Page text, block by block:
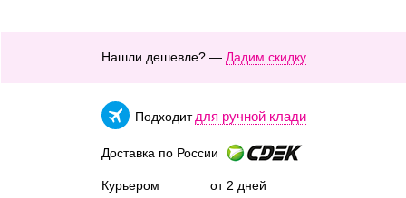
Нашли дешевле? — Дадим скидку
Подходит для ручной клади
Доставка по России
Курьером
от 2 дней